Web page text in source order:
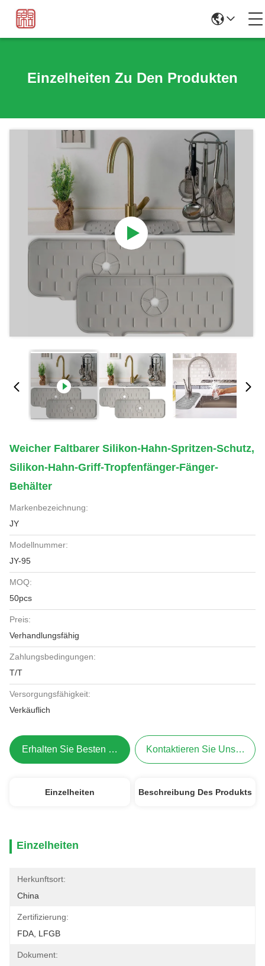
Einzelheiten Zu Den Produkten
Weicher Faltbarer Silikon-Hahn-Spritzen-Schutz,
Silikon-Hahn-Griff-Tropfenfänger-Fänger-
Behälter
Markenbezeichnung:
JY
Modellnummer:
JY-95
MOQ:
50pcs
Preis:
Verhandlungsfähig
Zahlungsbedingungen:
T/T
Versorgungsfähigkeit:
Verkäuflich
Erhalten Sie Besten Preis Kontaktieren Sie Uns Jetzt
Einzelheiten Beschreibung Des Produkts
Einzelheiten
Herkunftsort:
China
Zertifizierung:
FDA, LFGB
Dokument: